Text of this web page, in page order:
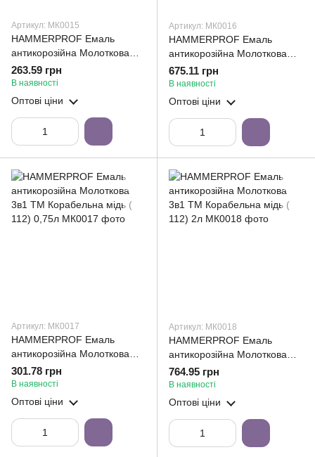
Артикул: МК0015
HAMMERPROF Емаль
антикорозійна Молоткова
3в1 ТМ Корабельна кармен
( 107) 0,75л
263.59 грн
В наявності
Оптові ціни
Артикул: МК0016
HAMMERPROF Емаль
антикорозійна Молоткова
3в1 ТМ Корабельна кармен (
107) 2л
675.11 грн
В наявності
Оптові ціни
Артикул: МК0017
HAMMERPROF Емаль
антикорозійна Молоткова
3в1 ТМ Корабельна мідь (
112) 0,75л
301.78 грн
В наявності
Оптові ціни
Артикул: МК0018
HAMMERPROF Емаль
антикорозійна Молоткова
3в1 ТМ Корабельна мідь (
112) 2л
764.95 грн
В наявності
Оптові ціни